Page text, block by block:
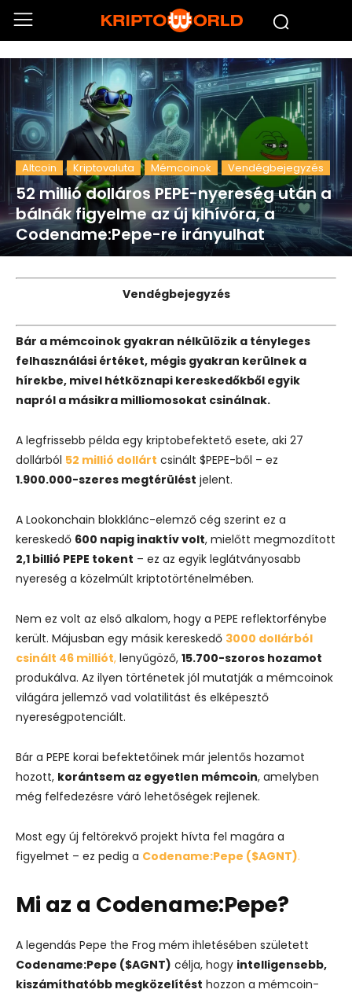
Altcoin Kriptovaluta Mémcoinok Vendégbejegyzés
52 millió dolláros PEPE-nyereség után a
bálnák figyelme az új kihívóra, a
Codename:Pepe-re irányulhat
Vendégbejegyzés
Bár a mémcoinok gyakran nélkülözik a tényleges
felhasználási értéket, mégis gyakran kerülnek a
hírekbe, mivel hétköznapi kereskedőkből egyik
napról a másikra milliomosokat csinálnak.
A legfrissebb példa egy kriptobefektető esete, aki 27
dollárból 52 millió dollárt csinált $PEPE-ből – ez
1.900.000-szeres megtérülést jelent.
A Lookonchain blokklánc-elemző cég szerint ez a
kereskedő 600 napig inaktív volt, mielőtt megmozdított
2,1 billió PEPE tokent – ez az egyik leglátványosabb
nyereség a közelmúlt kriptotörténelmében.
Nem ez volt az első alkalom, hogy a PEPE reflektorfénybe
került. Májusban egy másik kereskedő 3000 dollárból
csinált 46 milliót, lenyűgöző, 15.700-szoros hozamot
produkálva. Az ilyen történetek jól mutatják a mémcoinok
világára jellemző vad volatilitást és elképesztő
nyereségpotenciált.
Bár a PEPE korai befektetőinek már jelentős hozamot
hozott, korántsem az egyetlen mémcoin, amelyben
még felfedezésre váró lehetőségek rejlenek.
Most egy új feltörekvő projekt hívta fel magára a
figyelmet – ez pedig a Codename:Pepe ($AGNT).
Mi az a Codename:Pepe?
A legendás Pepe the Frog mém ihletésében született
Codename:Pepe ($AGNT) célja, hogy intelligensebb,
kiszámíthatóbb megközelítést hozzon a mémcoin-